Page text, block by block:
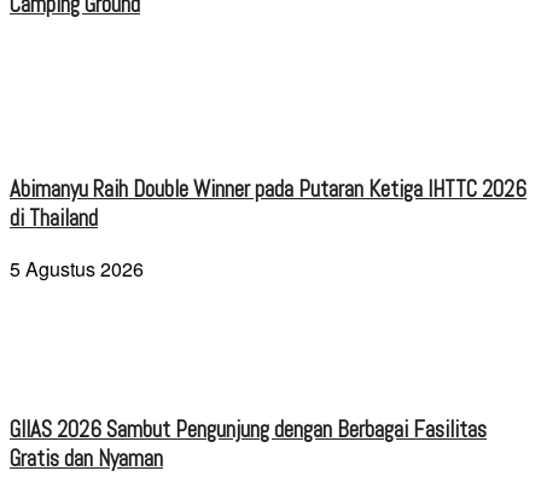
Abimanyu Raih Double Winner pada Putaran Ketiga IHTTC 2026
di Thailand
5 Agustus 2026
GIIAS 2026 Sambut Pengunjung dengan Berbagai Fasilitas
Gratis dan Nyaman